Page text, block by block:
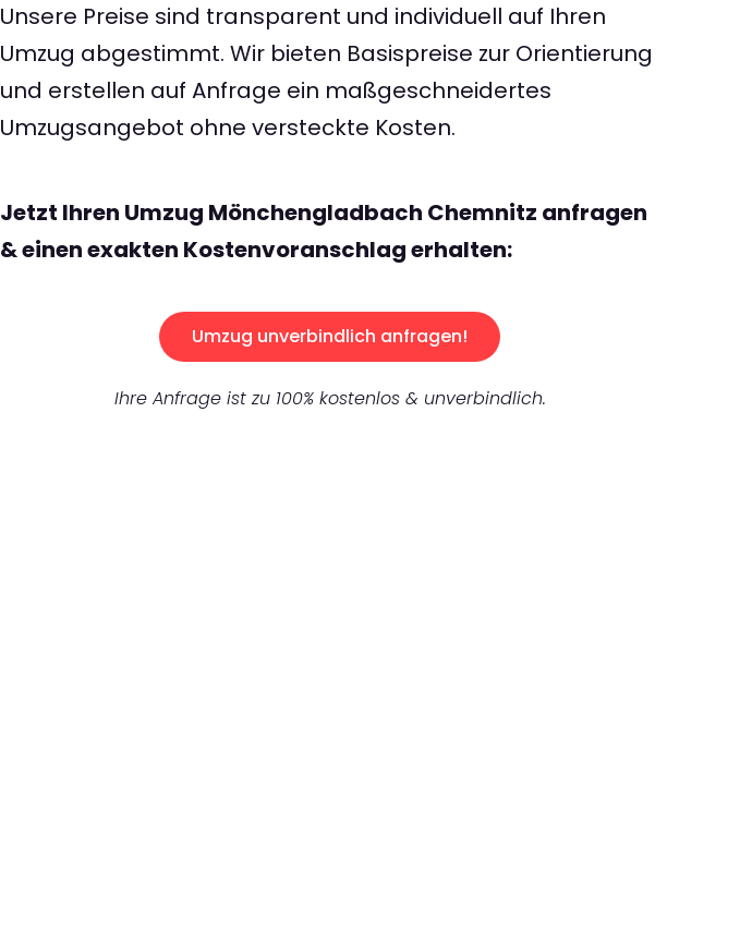
Unsere Preise sind transparent und individuell auf Ihren
Umzug abgestimmt. Wir bieten Basispreise zur Orientierung
und erstellen auf Anfrage ein maßgeschneidertes
Umzugsangebot ohne versteckte Kosten.
Jetzt Ihren Umzug Mönchengladbach Chemnitz anfragen
& einen exakten Kostenvoranschlag erhalten:
Umzug unverbindlich anfragen!
Ihre Anfrage ist zu 100% kostenlos & unverbindlich.